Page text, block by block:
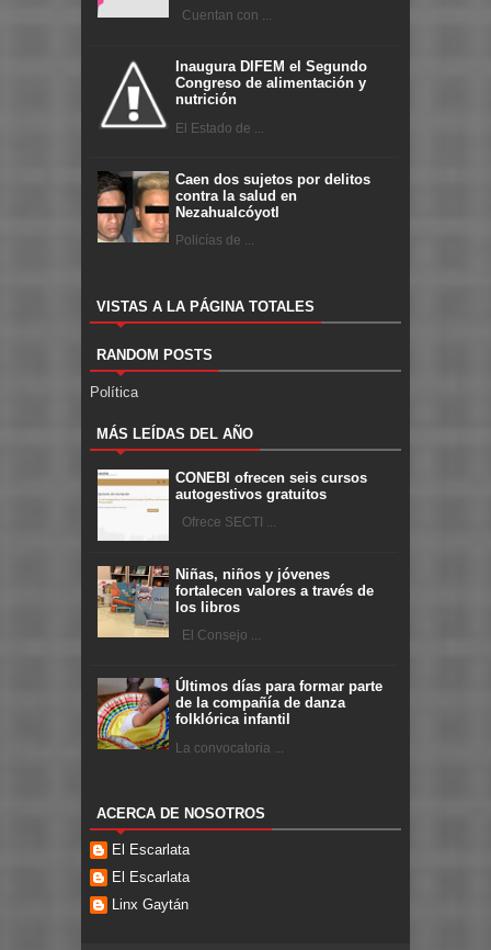
Cuentan con ...
Inaugura DIFEM el Segundo
Congreso de alimentación y
nutrición
El Estado de ...
Caen dos sujetos por delitos
contra la salud en
Nezahualcóyotl
Policías de ...
VISTAS A LA PÁGINA TOTALES
RANDOM POSTS
Política
MÁS LEÍDAS DEL AÑO
CONEBI ofrecen seis cursos
autogestivos gratuitos
Ofrece SECTI ...
Niñas, niños y jóvenes
fortalecen valores a través de
los libros
El Consejo ...
Últimos días para formar parte
de la compañía de danza
folklórica infantil
La convocatoria ...
ACERCA DE NOSOTROS
El Escarlata
El Escarlata
Linx Gaytán